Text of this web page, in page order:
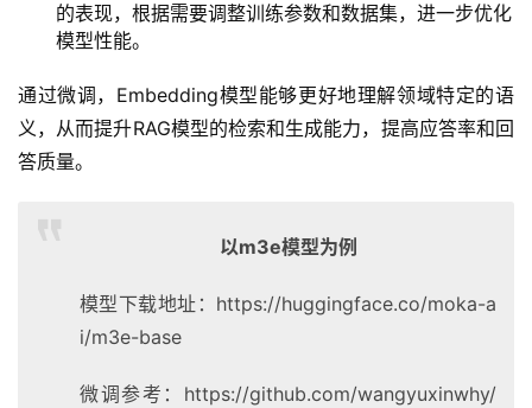
的表现，根据需要调整训练参数和数据集，进一步优化
模型性能。
通过微调，Embedding模型能够更好地理解领域特定的语
义，从而提升RAG模型的检索和生成能力，提高应答率和回
答质量。
以m3e模型为例
模型下载地址：https://huggingface.co/moka-a
i/m3e-base
微调参考：https://github.com/wangyuxinwhy/